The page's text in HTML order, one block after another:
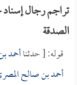
تراجم رجال
الصدقة
قوله: [ حدثناأحمد
أحمد بن صالح